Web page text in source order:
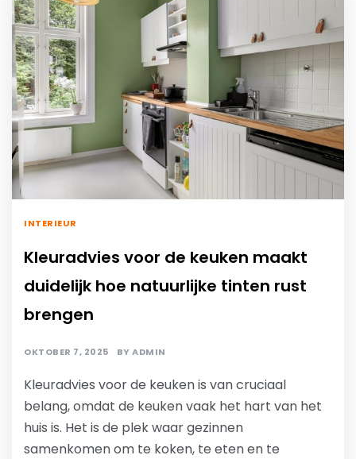
INTERIEUR
Kleuradvies voor de keuken maakt
duidelijk hoe natuurlijke tinten rust
brengen
OKTOBER 7, 2025 BYADMIN
Kleuradvies voor de keuken is van cruciaal
belang, omdat de keuken vaak het hart van het
huis is. Het is de plek waar gezinnen
samenkomen om te koken, te eten en te